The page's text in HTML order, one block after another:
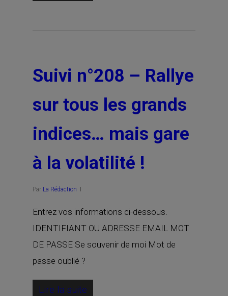
Suivi n°208 – Rallye
sur tous les grands
indices… mais gare
à la volatilité !
Par La Rédaction
Entrez vos informations ci-dessous.
IDENTIFIANT OU ADRESSE EMAIL MOT
DE PASSE Se souvenir de moi Mot de
passe oublié ?
Lire la suite